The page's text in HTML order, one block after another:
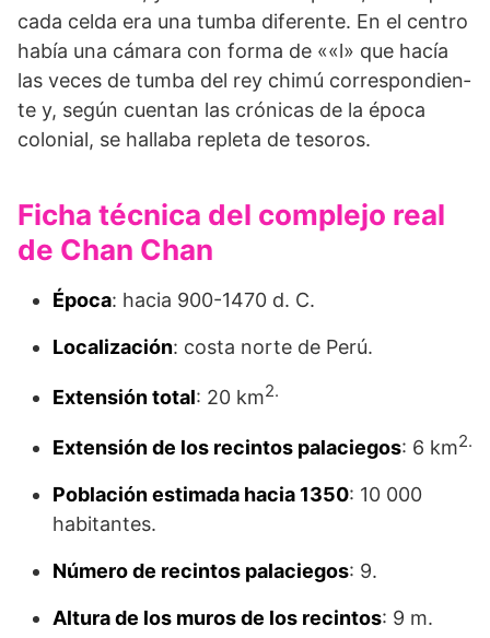
cada celda era una tumba dife­rente. En el centro
había una cámara con forma de ««l» que hacía
las veces de tumba del rey chimú correspondien­
te y, según cuentan las crónicas de la época
colonial, se hallaba repleta de tesoros.
Ficha técnica del complejo real
de Chan Chan
Época: hacia 900-1470 d. C.
Localización: costa norte de Perú.
Extensión total: 20 km2.
Extensión de los recintos palaciegos: 6 km2.
Población estimada hacia 1350: 10 000
habitantes.
Número de recintos palaciegos: 9.
Altura de los muros de los recintos: 9 m.